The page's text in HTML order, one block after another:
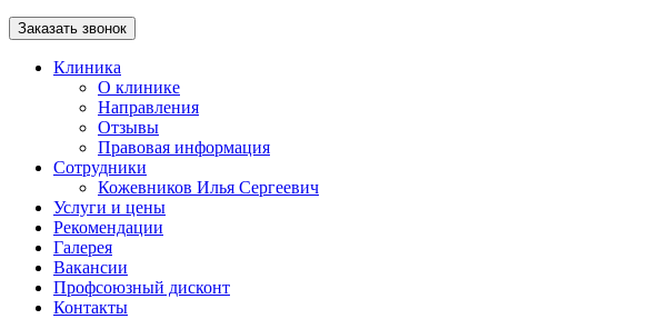
Заказать звонок
Клиника
О клинике
Направления
Отзывы
Правовая информация
Сотрудники
Кожевников Илья Сергеевич
Услуги и цены
Рекомендации
Галерея
Вакансии
Профсоюзный дисконт
Контакты